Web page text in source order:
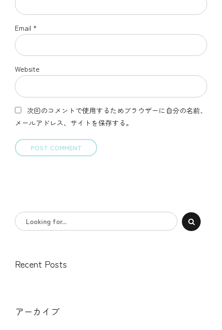
Email *
Website
次回のコメントで使用するためブラウザーに自分の名前、
メールアドレス、サイトを保存する。
POST COMMENT
Recent Posts
アーカイブ